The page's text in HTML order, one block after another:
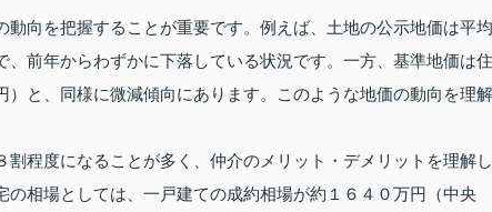
向を把握することが重要です。例えば、土地の公示地価は平均
前年からわずかに下落している状況です。一方、基準地価は住
と、同様に微減傾向にあります。このような地価の動向を理解
程度になることが多く、仲介のメリット・デメリットを理解し
相場としては、一戸建ての成約相場が約１６４０万円（中央